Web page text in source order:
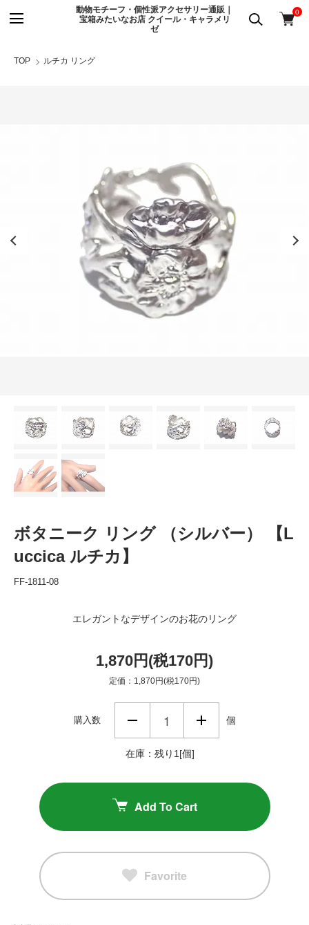
動物モチーフ・個性派アクセサリー通販｜
宝箱みたいなお店 クイール・キャラメリ
ゼ
0
TOP ルチカ リング
ボタニーク リング （シルバー） 【L
uccica ルチカ】
FF-1811-08
エレガントなデザインのお花のリング
1,870円(税170円)
定価：1,870円(税170円)
購入数 個
在庫：残り1[個]
Add To Cart
Favorite